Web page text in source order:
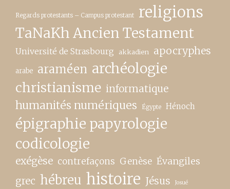
Regards protestants – Campus protestant religions
TaNaKh Ancien Testament
Université de Strasbourg akkadien apocryphes
arabe araméen archéologie
christianisme informatique
humanités numériques Égypte Hénoch
épigraphie papyrologie
codicologie
exégèse contrefaçons Genèse Évangiles
grec hébreu histoire Jésus Josué